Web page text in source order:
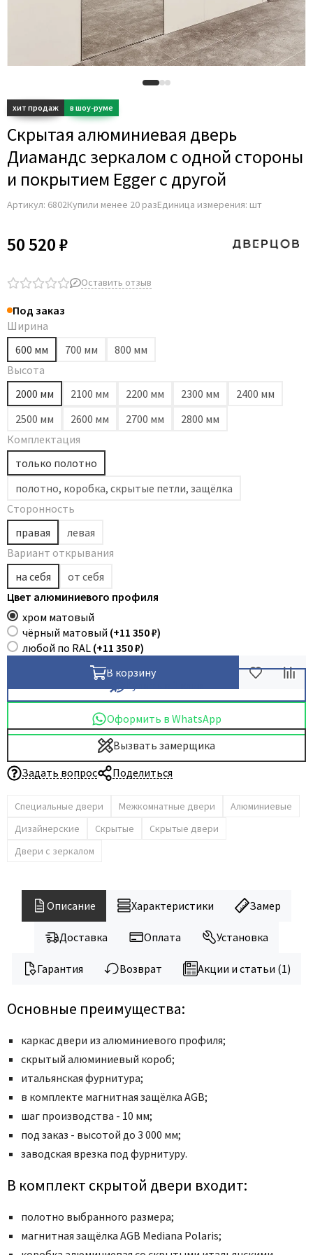
Alvero
Archie
Armadillo
Aurum Doors
Belwooddoors
Bravo
Bussare
Comit
Covali
Dircode
Eclisse
El Porta
Fantom
Fimet
Fratelli Cattini
Fuaro
Hausdoors
HSU
Kapelli
Krona Koblenz
Komfort Doors
Legend
LiGa
Lockstyle
Miksal
Morelli
Oro - Oro
Philips
Porte Vista
Portika
Poseidon
Profil Doors
Protector
STR
Torex
Uberture
Valcomp
Venezia Unique
Zadoor
Скрытая алюминиевая дверь
Диамандс зеркалом с одной стороны
и покрытием Egger с другой
Артикул: 6802Купили менее 20 разЕдиница измерения: шт
50 520 ₽
Оставить отзыв
Под заказ
Ширина
600 мм
700 мм
800 мм
Высота
2000 мм
2100 мм 2200 мм 2300 мм
2400 мм
2500 мм
2600 мм 2700 мм
2800 мм
Комплектация
только полотно
полотно, коробка, скрытые петли, защёлка
Сторонность
правая
левая
Вариант открывания
на себя
от себя
Цвет алюминиевого профиля
хром матовый
чёрный матовый (+11 350 ₽)
любой по RAL (+11 350 ₽)
В корзину
Оформить в WhatsApp
Вызвать замерщика
Задать вопрос
Поделиться
Специальные двери Межкомнатные двери
Алюминиевые
Дизайнерские
Скрытые
Скрытые двери
Двери с зеркалом
Описание Характеристики Замер
Доставка Оплата Установка
Гарантия Возврат Акции и статьи (1)
Основные преимущества:
каркас двери из алюминиевого профиля;
скрытый алюминиевый короб;
итальянская фурнитура;
в комплекте магнитная защёлка AGB;
шаг производства - 10 мм;
под заказ - высотой до 3 000 мм;
заводская врезка под фурнитуру.
В комплект скрытой двери входит:
полотно выбранного размера;
магнитная защёлка AGB Mediana Polaris;